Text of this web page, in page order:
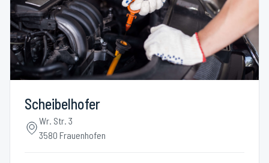
Scheibelhofer
Wr. Str. 3
3580 Frauenhofen